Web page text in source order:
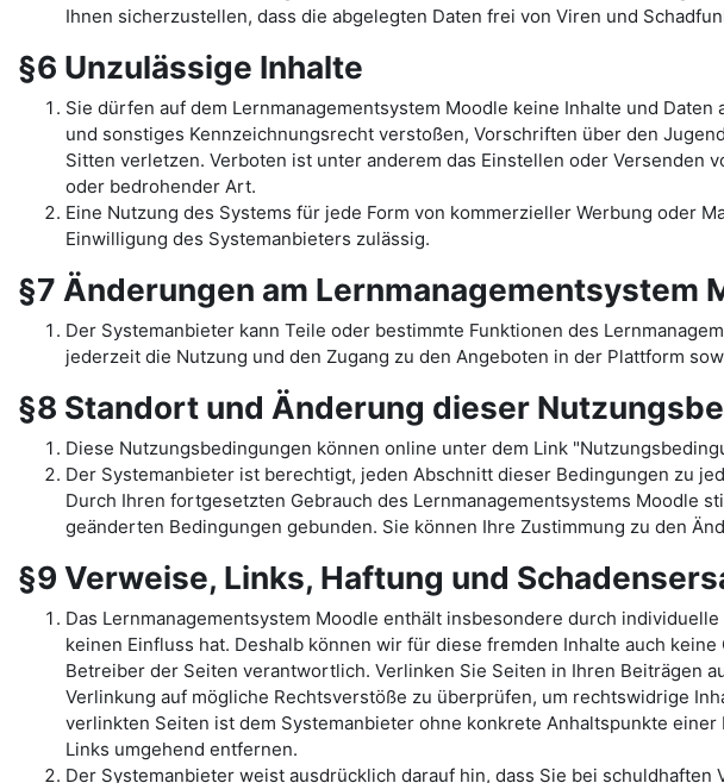
Ihnen sicherzustellen, dass die abgelegten Daten frei von Viren und
§6 Unzulässige Inhalte
Sie dürfen auf dem Lernmanagementsystem Moodle keine Inhalte und
und sonstiges Kennzeichnungsrecht verstoßen, Vorschriften über den
Sitten verletzen. Verboten ist unter anderem das Einstellen oder
oder bedrohender Art.
Eine Nutzung des Systems für jede Form von kommerzieller Werbung oder
Einwilligung des Systemanbieters zulässig.
§7 Änderungen am Lernmanagementsystem
Der Systemanbieter kann Teile oder bestimmte Funktionen des
jederzeit die Nutzung und den Zugang zu den Angeboten in der Plattform
§8 Standort und Änderung dieser
Diese Nutzungsbedingungen können online unter dem Link
Der Systemanbieter ist berechtigt, jeden Abschnitt dieser Bedingungen zu
Durch Ihren fortgesetzten Gebrauch des Lernmanagementsystems Moodle
geänderten Bedingungen gebunden. Sie können Ihre Zustimmung zu den
§9 Verweise, Links, Haftung und
Das Lernmanagementsystem Moodle enthält insbesondere durch
keinen Einfluss hat. Deshalb können wir für diese fremden Inhalte auch
Betreiber der Seiten verantwortlich. Verlinken Sie Seiten in Ihren Beiträgen
Verlinkung auf mögliche Rechtsverstöße zu überprüfen, um rechtswidrige
verlinkten Seiten ist dem Systemanbieter ohne konkrete Anhaltspunkte
Links umgehend entfernen.
Der Systemanbieter weist ausdrücklich darauf hin, dass Sie bei